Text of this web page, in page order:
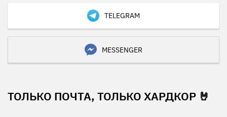
TELEGRAM
MESSENGER
ТОЛЬКО ПОЧТА, ТОЛЬКО ХАРДКОР 🤘